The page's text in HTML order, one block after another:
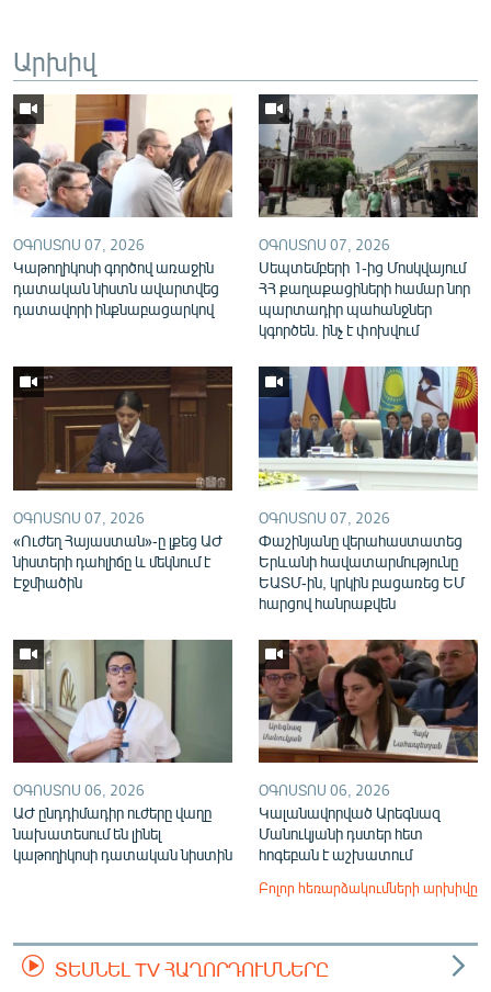
Русский
ՀԵՏԵՎԵՔ ՄԵԶ
«Ազատության» բոլոր կայքերը
Արխիվ
ՕԳՈՍՏՈՍ 07, 2026
Կաթողիկոսի գործով առաջին
դատական նիստն ավարտվեց
դատավորի ինքնաբացարկով
ՕԳՈՍՏՈՍ 07, 2026
Սեպտեմբերի 1-ից Մոսկվայում
ՀՀ քաղաքացիների համար նոր
պարտադիր պահանջներ
կգործեն. ինչ է փոխվում
ՕԳՈՍՏՈՍ 07, 2026
«Ուժեղ Հայաստան»-ը լքեց ԱԺ
նիստերի դահլիճը և մեկնում է
Էջմիածին
ՕԳՈՍՏՈՍ 07, 2026
Փաշինյանը վերահաստատեց
Երևանի հավատարմությունը
ԵԱՏՄ-ին, կրկին բացառեց ԵՄ
հարցով հանրաքվեն
ՕԳՈՍՏՈՍ 06, 2026
ԱԺ ընդդիմադիր ուժերը վաղը
նախատեսում են լինել
կաթողիկոսի դատական նիստին
ՕԳՈՍՏՈՍ 06, 2026
Կալանավորված Արեգնազ
Մանուկյանի դստեր հետ
հոգեբան է աշխատում
Բոլոր հեռարձակումների արխիվը
ՏԵՍՆԵԼ TV ՀԱՂՈՐԴՈՒՄՆԵՐԸ